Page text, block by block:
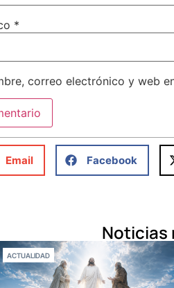
*
correo electrónico y web
Email Facebook
Noticias
ACTUALIDAD